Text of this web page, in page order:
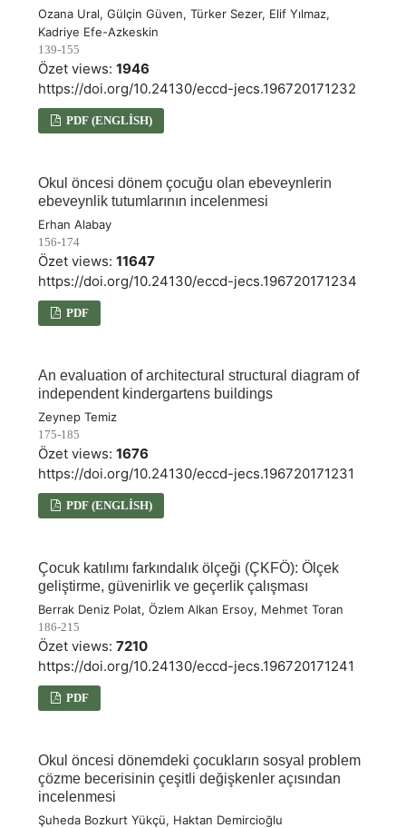
Ozana Ural, Gülçin Güven, Türker Sezer, Elif Yılmaz,
Kadriye Efe-Azkeskin
139-155
Özet views: 1946
https://doi.org/10.24130/eccd-jecs.196720171232
PDF (ENGLISH)
Okul öncesi dönem çocuğu olan ebeveynlerin
ebeveynlik tutumlarının incelenmesi
Erhan Alabay
156-174
Özet views: 11647
https://doi.org/10.24130/eccd-jecs.196720171234
PDF
An evaluation of architectural structural diagram of
independent kindergartens buildings
Zeynep Temiz
175-185
Özet views: 1676
https://doi.org/10.24130/eccd-jecs.196720171231
PDF (ENGLISH)
Çocuk katılımı farkındalık ölçeği (ÇKFÖ): Ölçek
geliştirme, güvenirlik ve geçerlik çalışması
Berrak Deniz Polat, Özlem Alkan Ersoy, Mehmet Toran
186-215
Özet views: 7210
https://doi.org/10.24130/eccd-jecs.196720171241
PDF
Okul öncesi dönemdeki çocukların sosyal problem
çözme becerisinin çeşitli değişkenler açısından
incelenmesi
Şuheda Bozkurt Yükçü, Haktan Demircioğlu